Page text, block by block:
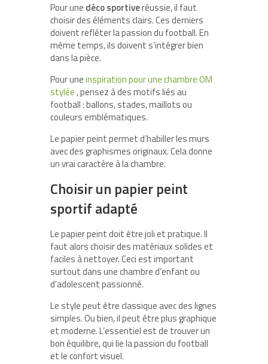
Pour une déco sportiveréussie, il faut
choisir des éléments clairs. Ces derniers
doivent refléter la passion du football. En
même temps, ils doivent s’intégrer bien
dans la pièce.
Pour uneinspiration pour une chambre OM
stylée, pensez à des motifs liés au
football : ballons, stades, maillots ou
couleurs emblématiques.
Le papier peint permet d’habiller les murs
avec des graphismes originaux. Cela donne
un vrai caractère à la chambre.
Choisir un papier peint
sportif adapté
Le papier peint doit être joli et pratique. Il
faut alors choisir des matériaux solides et
faciles à nettoyer. Ceci est important
surtout dans une chambre d’enfant ou
d’adolescent passionné.
Le style peut être classique avec des lignes
simples. Ou bien, il peut être plus graphique
et moderne. L’essentiel est de trouver un
bon équilibre, qui lie la passion du football
et le confort visuel.